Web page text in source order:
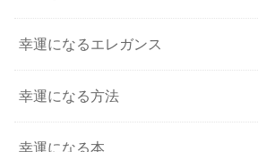
幸運になるエレガンス
幸運になる方法
幸運になる本